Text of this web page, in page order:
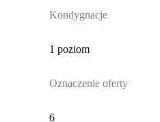
Kondygnacje
1 poziom
Oznaczenie oferty
6